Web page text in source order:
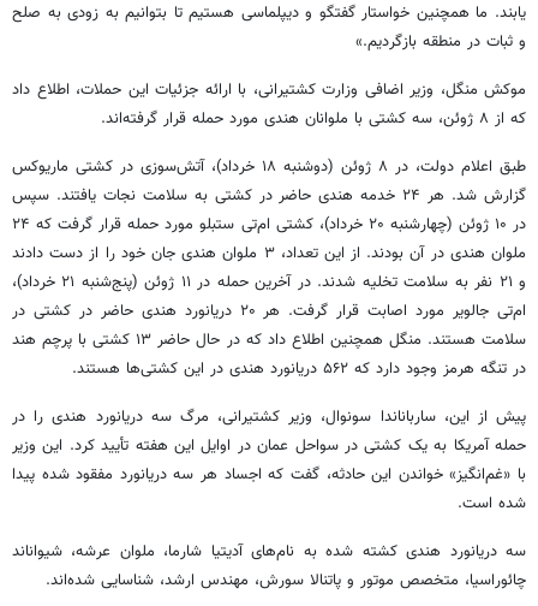
یابند. ما همچنین خواستار گفتگو و دیپلماسی هستیم تا بتوانیم به زودی به صلح
و ثبات در منطقه بازگردیم.»
موکش منگل، وزیر اضافی وزارت کشتیرانی، با ارائه جزئیات این حملات، اطلاع داد
که از ۸ ژوئن، سه کشتی با ملوانان هندی مورد حمله قرار گرفته‌اند.
طبق اعلام دولت، در ۸ ژوئن (دوشنبه ۱۸ خرداد)، آتش‌سوزی در کشتی ماریوکس
گزارش شد. هر ۲۴ خدمه هندی حاضر در کشتی به سلامت نجات یافتند. سپس
در ۱۰ ژوئن (چهارشنبه ۲۰ خرداد)، کشتی ام‌تی ستبلو مورد حمله قرار گرفت که ۲۴
ملوان هندی در آن بودند. از این تعداد، ۳ ملوان هندی جان خود را از دست دادند
و ۲۱ نفر به سلامت تخلیه شدند. در آخرین حمله در ۱۱ ژوئن (پنج‌شنبه ۲۱ خرداد)،
ام‌تی جالویر مورد اصابت قرار گرفت. هر ۲۰ دریانورد هندی حاضر در کشتی در
سلامت هستند. منگل همچنین اطلاع داد که در حال حاضر ۱۳ کشتی با پرچم هند
در تنگه هرمز وجود دارد که ۵۶۲ دریانورد هندی در این کشتی‌ها هستند.
پیش از این، سارباناندا سونوال، وزیر کشتیرانی، مرگ سه دریانورد هندی را در
حمله آمریکا به یک کشتی در سواحل عمان در اوایل این هفته تأیید کرد. این وزیر
با «غم‌انگیز» خواندن این حادثه، گفت که اجساد هر سه دریانورد مفقود شده پیدا
شده است.
سه دریانورد هندی کشته شده به نام‌های آدیتیا شارما، ملوان عرشه، شیواناند
چائوراسیا، متخصص موتور و پاتنالا سورش، مهندس ارشد، شناسایی شده‌اند.